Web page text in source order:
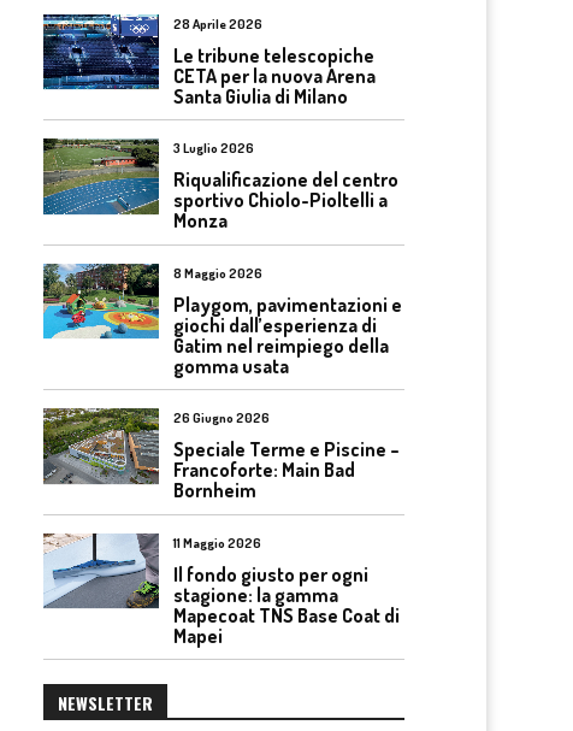
28 Aprile 2026
Le tribune telescopiche
CETA per la nuova Arena
Santa Giulia di Milano
3 Luglio 2026
Riqualificazione del centro
sportivo Chiolo-Pioltelli a
Monza
8 Maggio 2026
Playgom, pavimentazioni e
giochi dall’esperienza di
Gatim nel reimpiego della
gomma usata
26 Giugno 2026
Speciale Terme e Piscine –
Francoforte: Main Bad
Bornheim
11 Maggio 2026
Il fondo giusto per ogni
stagione: la gamma
Mapecoat TNS Base Coat di
Mapei
NEWSLETTER